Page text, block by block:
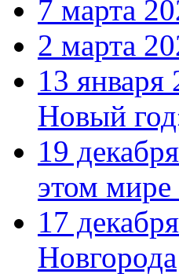
7 марта
2 марта
13
Новый
19
этом
17
Новгорода